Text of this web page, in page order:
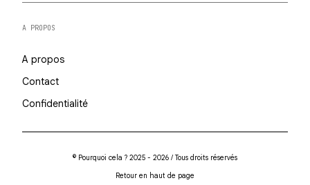
A PROPOS
A propos
Contact
Confidentialité
© Pourquoi cela ? 2025 - 2026 / Tous droits réservés
Retour en haut de page